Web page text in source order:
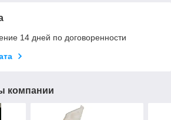
14 дней по договоренности
компании